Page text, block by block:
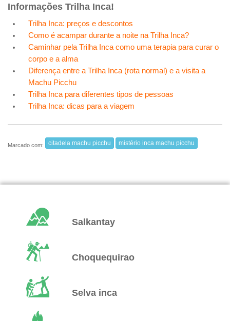
Informações Trilha Inca!
Trilha Inca: preços e descontos
Como é acampar durante a noite na Trilha Inca?
Caminhar pela Trilha Inca como uma terapia para curar o
corpo e a alma
Diferença entre a Trilha Inca (rota normal) e a visita a
Machu Picchu
Trilha Inca para diferentes tipos de pessoas
Trilha Inca: dicas para a viagem
Marcado com: citadela machu picchu mistério inca machu picchu
Salkantay
Choquequirao
Selva inca